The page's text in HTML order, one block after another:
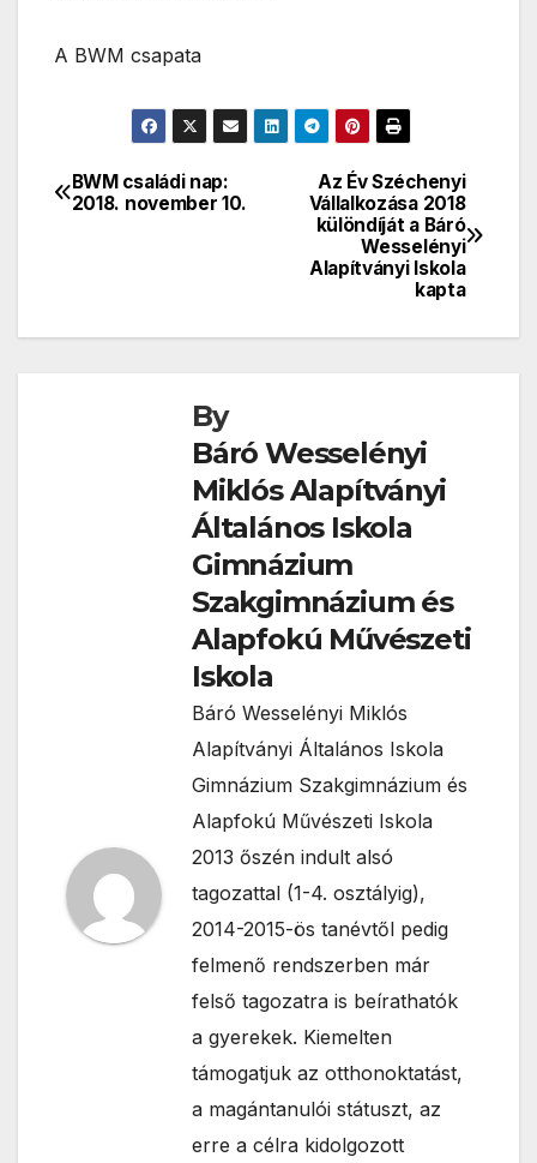
A BWM csapata
Bejegyzés
Az Év Széchenyi
Vállalkozása 2018
különdíját a Báró
Wesselényi
Alapítványi Iskola
kapta
BWM családi nap:
2018. november 10.
By
Báró Wesselényi
Miklós Alapítványi
Általános Iskola
Gimnázium
Szakgimnázium és
Alapfokú Művészeti
Iskola
Báró Wesselényi Miklós
Alapítványi Általános Iskola
Gimnázium Szakgimnázium és
Alapfokú Művészeti Iskola
2013 őszén indult alsó
tagozattal (1-4. osztályig),
2014-2015-ös tanévtől pedig
felmenő rendszerben már
felső tagozatra is beírathatók
a gyerekek. Kiemelten
támogatjuk az otthonoktatást,
a magántanulói státuszt, az
erre a célra kidolgozott